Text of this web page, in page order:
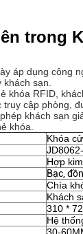
trong
áp dụng công
sạn.
khóa RFID,
truy cập phòng,
khách sạn
khóa.
Khóa
Hợp
Bạc,
Chìa
Khách
310 *
Hệ